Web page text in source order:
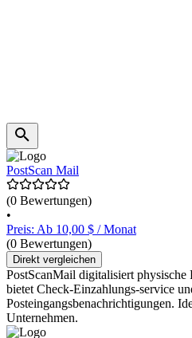
PostScan Mail
(0 Bewertungen)
•
Preis: Ab 10,00 $ / Monat
(0 Bewertungen)
Direkt vergleichen
PostScanMail digitalisiert
bietet Check-Einzahlungs-service
Posteingangsbenachrichtigungen.
Unternehmen.